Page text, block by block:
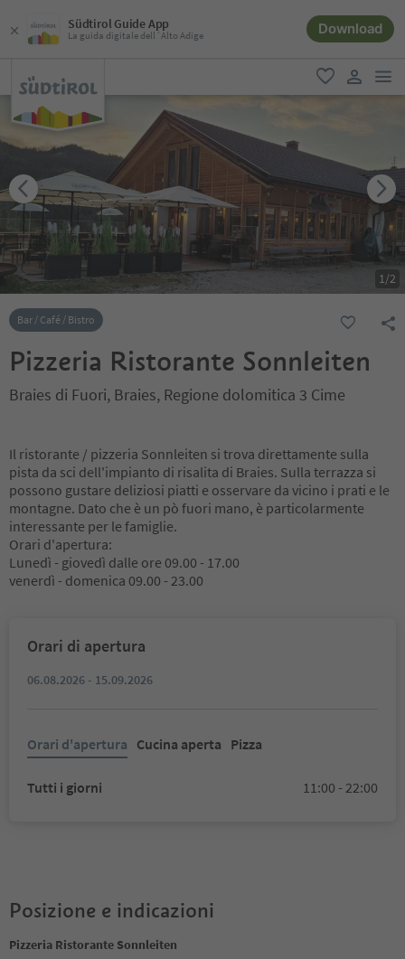
Südtirol Guide App
La guida digitale dell´Alto Adige Download
favoriti
user link
1/2
Bar / Café / Bistro
Pizzeria Ristorante Sonnleiten
Braies di Fuori, Braies, Regione dolomitica 3 Cime
Il ristorante / pizzeria Sonnleiten si trova direttamente sulla
pista da sci dell'impianto di risalita di Braies. Sulla terrazza si
possono gustare deliziosi piatti e osservare da vicino i prati e le
montagne. Dato che è un pò fuori mano, è particolarmente
interessante per le famiglie.
Orari d'apertura:
Lunedì - giovedì dalle ore 09.00 - 17.00
venerdì - domenica 09.00 - 23.00
Orari di apertura
06.08.2026 - 15.09.2026
Orari d'apertura Cucina aperta Pizza
Tutti i giorni 11:00 - 22:00
Posizione e indicazioni
Pizzeria Ristorante Sonnleiten